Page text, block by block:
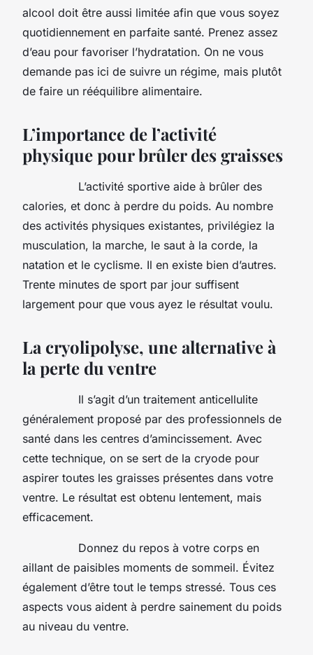
alcool doit être aussi limitée afin que vous soyez
quotidiennement en parfaite santé. Prenez assez
d’eau pour favoriser l’hydratation. On ne vous
demande pas ici de suivre un régime, mais plutôt
de faire un rééquilibre alimentaire.
L’importance de l’activité
physique pour brûler des graisses
L’activité sportive aide à brûler des
calories, et donc à perdre du poids. Au nombre
des activités physiques existantes, privilégiez la
musculation, la marche, le saut à la corde, la
natation et le cyclisme. Il en existe bien d’autres.
Trente minutes de sport par jour suffisent
largement pour que vous ayez le résultat voulu.
La cryolipolyse, une alternative à
la perte du ventre
Il s’agit d’un traitement anticellulite
généralement proposé par des professionnels de
santé dans les centres d’amincissement. Avec
cette technique, on se sert de la cryode pour
aspirer toutes les graisses présentes dans votre
ventre. Le résultat est obtenu lentement, mais
efficacement.
Donnez du repos à votre corps en
aillant de paisibles moments de sommeil. Évitez
également d’être tout le temps stressé. Tous ces
aspects vous aident à perdre sainement du poids
au niveau du ventre.